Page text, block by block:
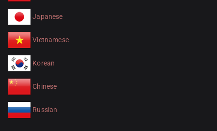
Japanese
Vietnamese
Korean
Chinese
Russian